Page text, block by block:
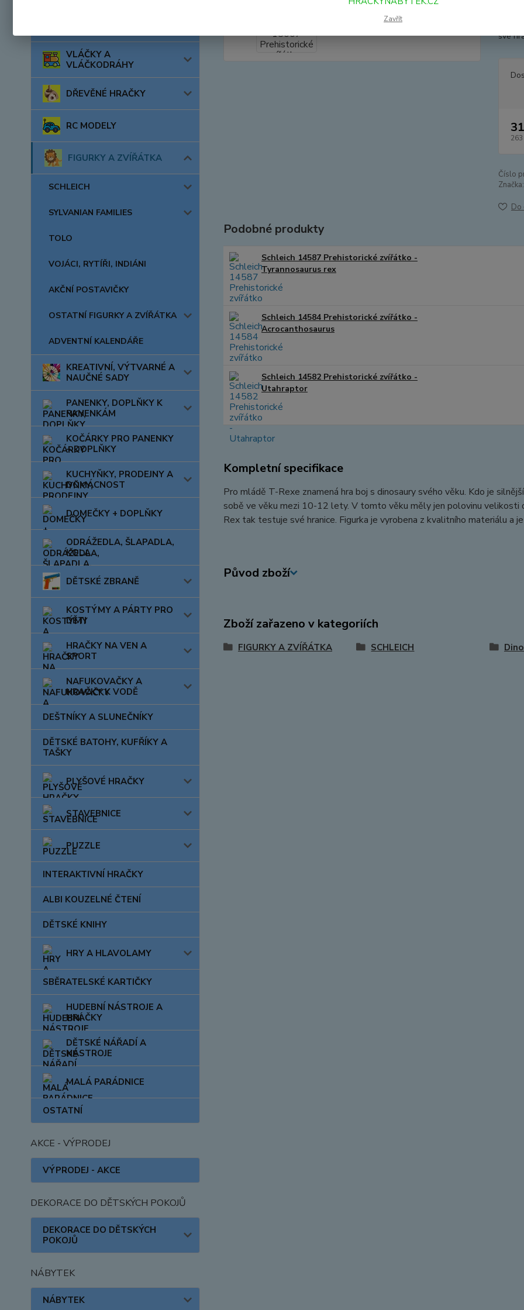
VLÁČKY A
VLÁČKODRÁHY
DŘEVĚNÉ HRAČKY
RC MODELY
FIGURKY A ZVÍŘÁTKA
SCHLEICH
SYLVANIAN FAMILIES
TOLO
VOJÁCI, RYTÍŘI, INDIÁNI
AKČNÍ POSTAVIČKY
OSTATNÍ FIGURKY A ZVÍŘÁTKA
ADVENTNÍ KALENDÁŘE
KREATIVNÍ, VÝTVARNÉ A
NAUČNÉ SADY
PANENKY, DOPLŇKY K
PANENKÁM
KOČÁRKY PRO PANENKY
+ DOPLŇKY
KUCHYŇKY, PRODEJNY A
DOMÁCNOST
DOMEČKY + DOPLŇKY
ODRÁŽEDLA, ŠLAPADLA,
KOLA
DĚTSKÉ ZBRANĚ
KOSTÝMY A PÁRTY PRO
DĚTI
HRAČKY NA VEN A
SPORT
NAFUKOVAČKY A
HRAČKY K VODĚ
DEŠTNÍKY A SLUNEČNÍKY
DĚTSKÉ BATOHY, KUFŘÍKY A
TAŠKY
PLYŠOVÉ HRAČKY
STAVEBNICE
PUZZLE
INTERAKTIVNÍ HRAČKY
ALBI KOUZELNÉ ČTENÍ
DĚTSKÉ KNIHY
HRY A HLAVOLAMY
SBĚRATELSKÉ KARTIČKY
HUDEBNÍ NÁSTROJE A
HRAČKY
DĚTSKÉ NÁŘADÍ A
NÁSTROJE
MALÁ PARÁDNICE
OSTATNÍ
AKCE - VÝPRODEJ
VÝPRODEJ - AKCE
DEKORACE DO DĚTSKÝCH POKOJŮ
DEKORACE DO DĚTSKÝCH
POKOJŮ
NÁBYTEK
NÁBYTEK
své
263
Číslo
Značka:
Do
Podobné produkty
Schleich 14587 Prehistorické zvířátko -
Tyrannosaurus rex
Schleich 14584 Prehistorické zvířátko -
Acrocanthosaurus
Schleich 14582 Prehistorické zvířátko -
Utahraptor
Kompletní specifikace
Pro mládě T-Rexe znamená hra boj s dinosaury svého věku. Kdo je
sobě ve věku mezi 10-12 lety. V tomto věku měly jen polovinu
Rex tak testuje své hranice. Figurka je vyrobena z kvalitního materiálu a
Původ zboží
Zboží zařazeno v kategoriích
FIGURKY A ZVÍŘÁTKA SCHLEICH
Zavřít